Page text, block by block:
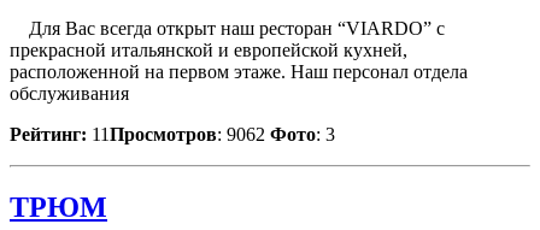
Для Вас всегда открыт наш ресторан “VIARDO” с
прекрасной итальянской и европейской кухней,
расположенной на первом этаже. Наш персонал отдела
обслуживания
Рейтинг: 11Просмотров: 9062 Фото: 3
ТРЮМ